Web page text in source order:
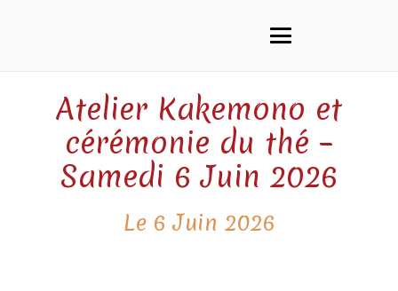
Atelier Kakemono et
cérémonie du thé –
Samedi 6 Juin 2026
Le 6 Juin 2026